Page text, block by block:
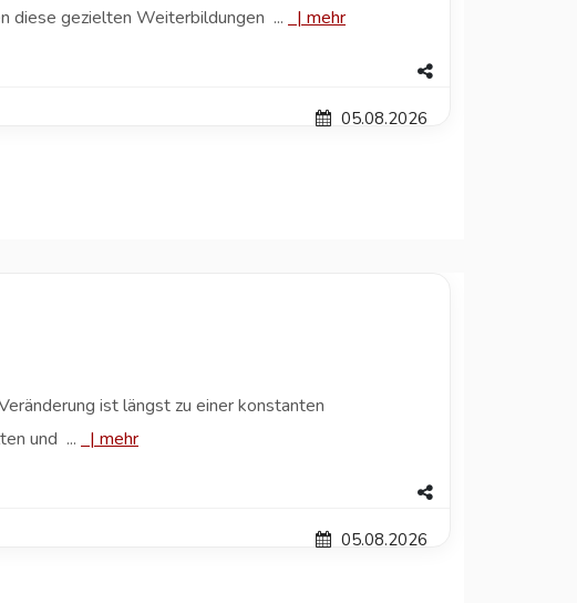
diese gezielten Weiterbildungen ... |mehr
05.08.2026
ist längst zu einer konstanten
und ... |mehr
05.08.2026